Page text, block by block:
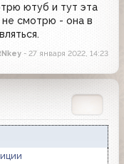
ютуб и тут эта
не смотрю - она в
- 27 января 2022, 14:23